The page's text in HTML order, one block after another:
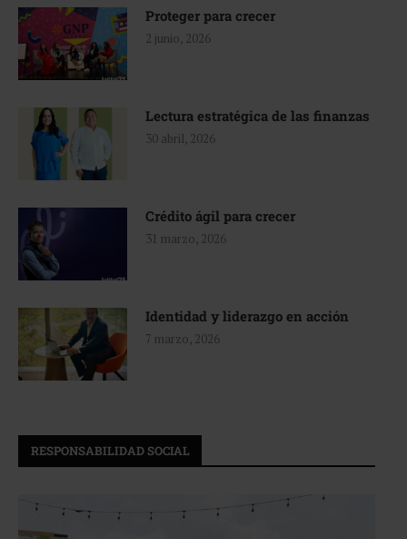
Proteger para crecer
2 junio, 2026
Lectura estratégica de las finanzas
30 abril, 2026
Crédito ágil para crecer
31 marzo, 2026
Identidad y liderazgo en acción
7 marzo, 2026
RESPONSABILIDAD SOCIAL